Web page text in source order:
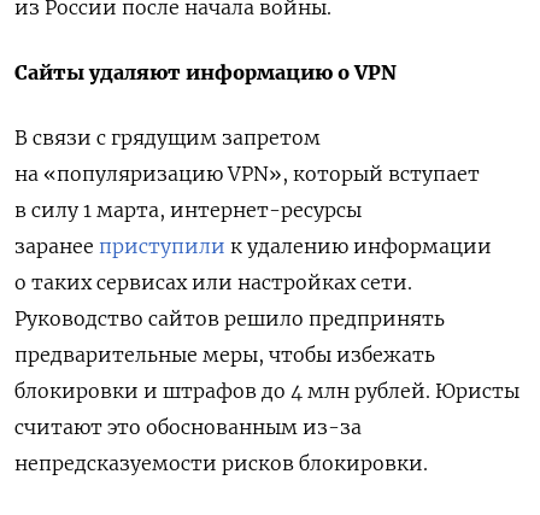
из России после начала войны.
Сайты удаляют информацию о VPN
В связи с грядущим запретом
на «популяризацию VPN», который вступает
в силу 1 марта, интернет-ресурсы
заранее приступили к удалению информации
о таких сервисах или настройках сети.
Руководство сайтов решило предпринять
предварительные меры, чтобы избежать
блокировки и штрафов до 4 млн рублей. Юристы
считают это обоснованным из-за
непредсказуемости рисков блокировки.